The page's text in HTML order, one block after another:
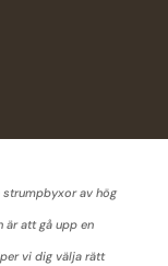
av hög
är att gå upp en
vi dig välja rätt